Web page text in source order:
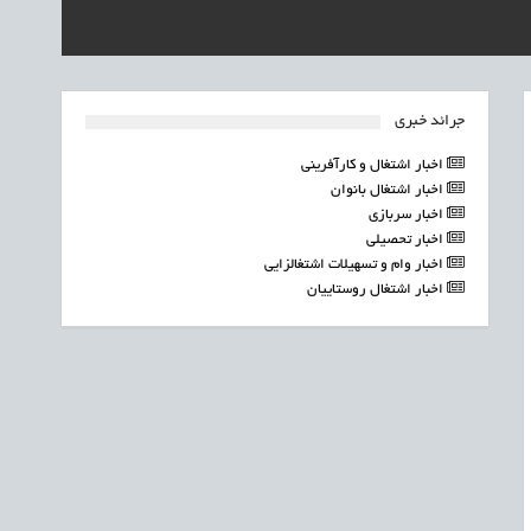
جرائد خبری
اخبار اشتغال و کارآفرینی
اخبار اشتغال بانوان
اخبار سربازی
اخبار تحصیلی
اخبار وام و تسهیلات اشتغالزایی
اخبار اشتغال روستاییان